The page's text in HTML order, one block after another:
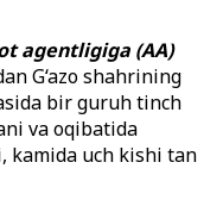
agentligiga (AA)
G‘azo shahrining
bir guruh tinch
va oqibatida
kamida uch kishi tan